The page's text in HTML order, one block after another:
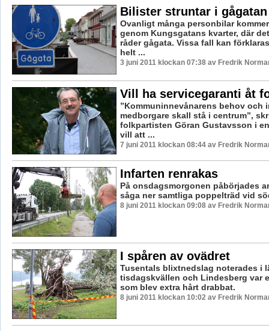
Bilister struntar i gågatan
Ovanligt många personbilar
genom Kungsgatans kvarter, där
råder gågata. Vissa fall kan
helt ...
3 juni 2011 klockan 07:38 av Fredrik
Vill ha servicegaranti åt
”Kommuninnevånarens behov och
medborgare skall stå i centrum”,
folkpartisten Göran Gustavsson i
vill att ...
7 juni 2011 klockan 08:44 av Fredrik
Infarten renrakas
På onsdagsmorgonen påbörjades
såga ner samtliga poppelträd vid
8 juni 2011 klockan 09:08 av Fredrik
I spåren av ovädret
Tusentals blixtnedslag noterades i
tisdagskvällen och Lindesberg var
som blev extra hårt drabbat.
8 juni 2011 klockan 10:02 av Fredrik